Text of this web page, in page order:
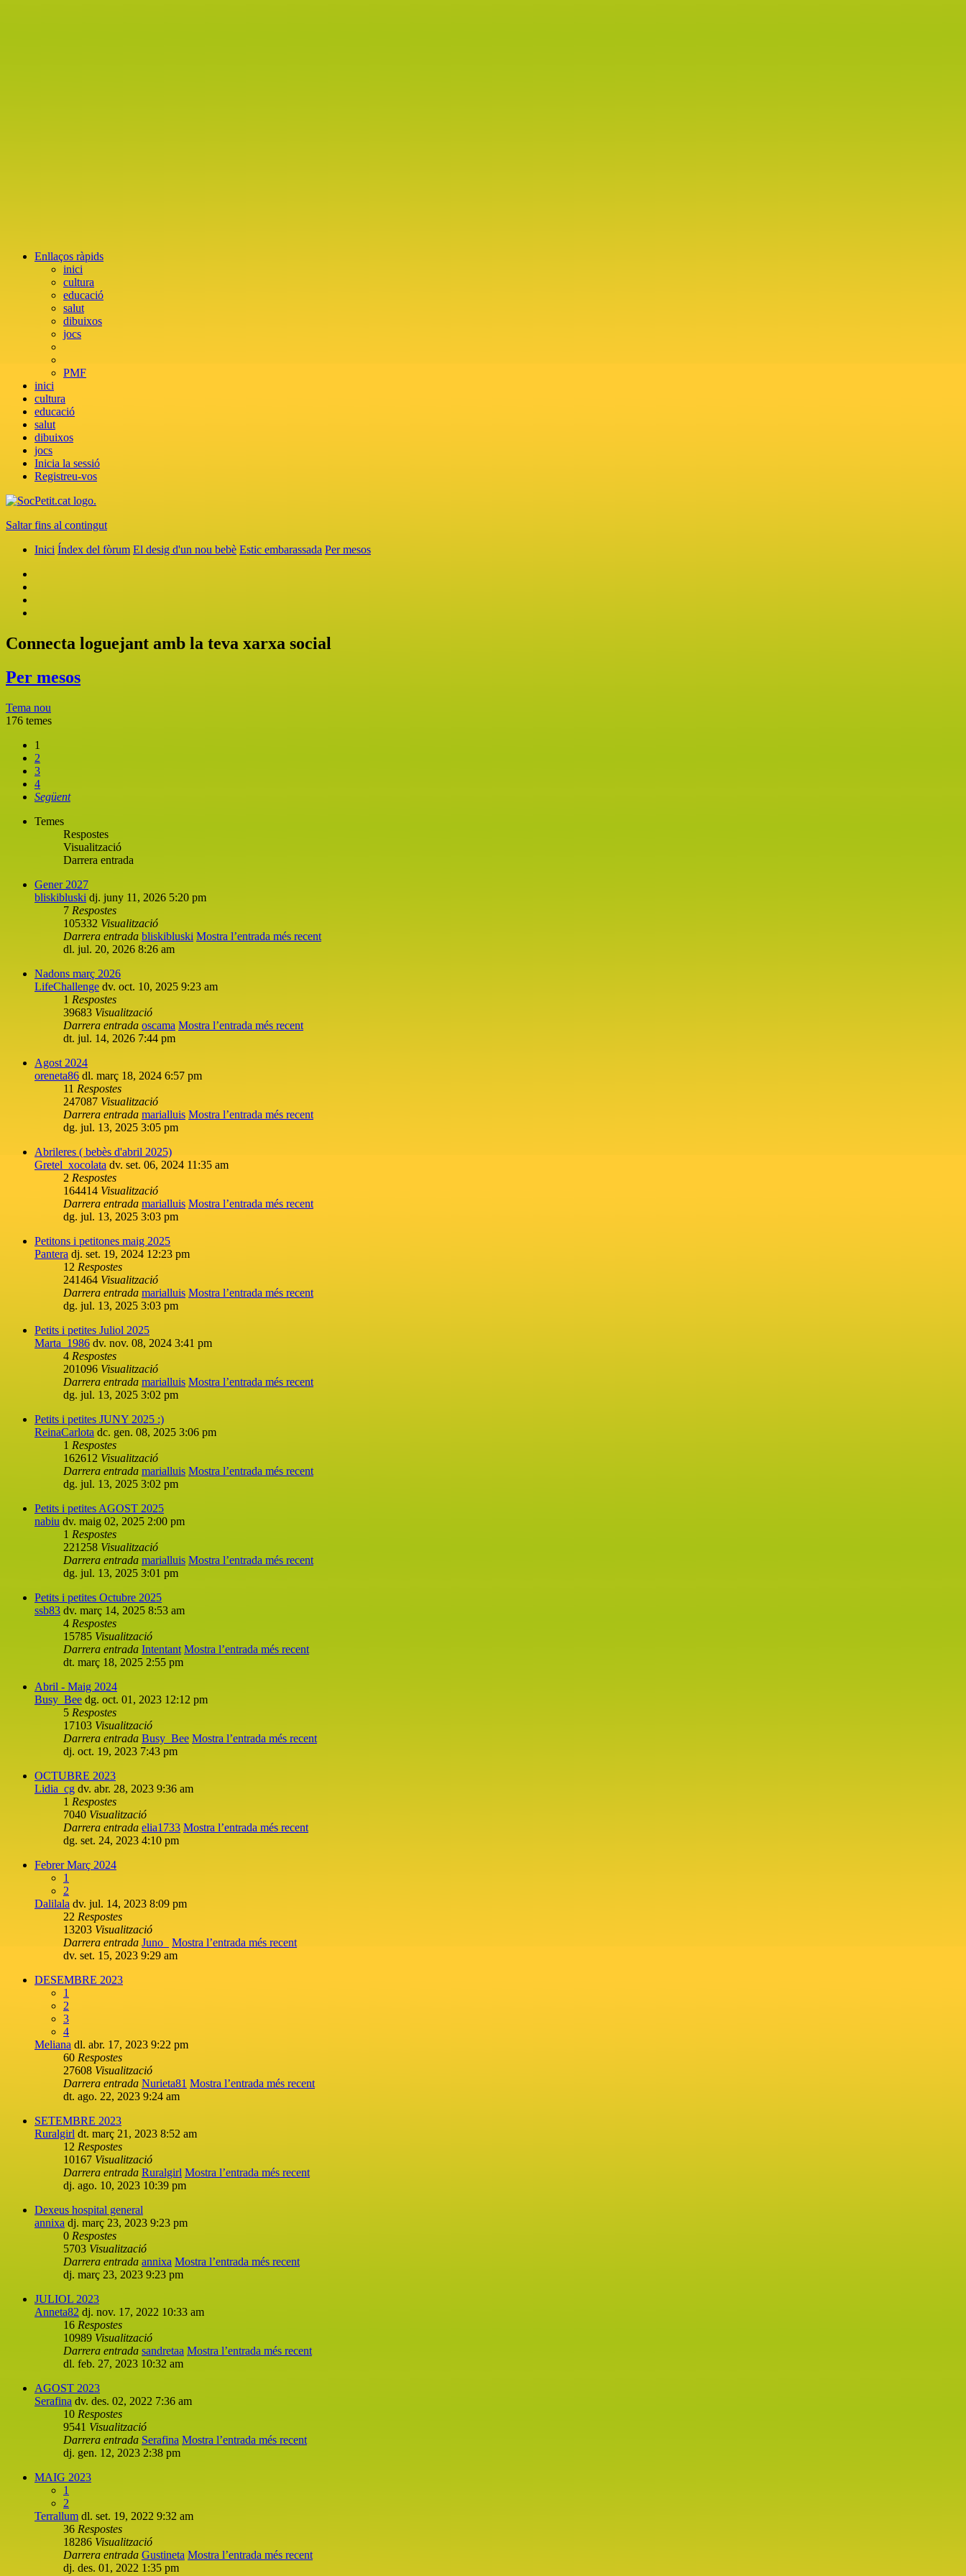
Enllaços ràpids
inici
cultura
educació
salut
dibuixos
jocs
PMF
inici
cultura
educació
salut
dibuixos
jocs
Inicia la sessió
Registreu-vos
Saltar fins al contingut
Inici Índex del fòrum El desig d'un nou bebè Estic embarassada Per mesos
Connecta loguejant amb la teva xarxa social
Per mesos
Tema nou
176 temes
1
2
3
4
Següent
Temes
Respostes
Visualització
Darrera entrada
Gener 2027
bliskibluski dj. juny 11, 2026 5:20 pm
7 Respostes
105332 Visualització
Darrera entrada bliskibluski Mostra l’entrada més recent
dl. jul. 20, 2026 8:26 am
Nadons març 2026
LifeChallenge dv. oct. 10, 2025 9:23 am
1 Respostes
39683 Visualització
Darrera entrada oscama Mostra l’entrada més recent
dt. jul. 14, 2026 7:44 pm
Agost 2024
oreneta86 dl. març 18, 2024 6:57 pm
11 Respostes
247087 Visualització
Darrera entrada marialluis Mostra l’entrada més recent
dg. jul. 13, 2025 3:05 pm
Abrileres ( bebès d'abril 2025)
Gretel_xocolata dv. set. 06, 2024 11:35 am
2 Respostes
164414 Visualització
Darrera entrada marialluis Mostra l’entrada més recent
dg. jul. 13, 2025 3:03 pm
Petitons i petitones maig 2025
Pantera dj. set. 19, 2024 12:23 pm
12 Respostes
241464 Visualització
Darrera entrada marialluis Mostra l’entrada més recent
dg. jul. 13, 2025 3:03 pm
Petits i petites Juliol 2025
Marta_1986 dv. nov. 08, 2024 3:41 pm
4 Respostes
201096 Visualització
Darrera entrada marialluis Mostra l’entrada més recent
dg. jul. 13, 2025 3:02 pm
Petits i petites JUNY 2025 :)
ReinaCarlota dc. gen. 08, 2025 3:06 pm
1 Respostes
162612 Visualització
Darrera entrada marialluis Mostra l’entrada més recent
dg. jul. 13, 2025 3:02 pm
Petits i petites AGOST 2025
nabiu dv. maig 02, 2025 2:00 pm
1 Respostes
221258 Visualització
Darrera entrada marialluis Mostra l’entrada més recent
dg. jul. 13, 2025 3:01 pm
Petits i petites Octubre 2025
ssb83 dv. març 14, 2025 8:53 am
4 Respostes
15785 Visualització
Darrera entrada Intentant Mostra l’entrada més recent
dt. març 18, 2025 2:55 pm
Abril - Maig 2024
Busy_Bee dg. oct. 01, 2023 12:12 pm
5 Respostes
17103 Visualització
Darrera entrada Busy_Bee Mostra l’entrada més recent
dj. oct. 19, 2023 7:43 pm
OCTUBRE 2023
Lidia_cg dv. abr. 28, 2023 9:36 am
1 Respostes
7040 Visualització
Darrera entrada elia1733 Mostra l’entrada més recent
dg. set. 24, 2023 4:10 pm
Febrer Març 2024
1
2
Dalilala dv. jul. 14, 2023 8:09 pm
22 Respostes
13203 Visualització
Darrera entrada Juno_
Mostra l’entrada més recent
dv. set. 15, 2023 9:29 am
DESEMBRE 2023
1
2
3
4
Meliana dl. abr. 17, 2023 9:22 pm
60 Respostes
27608 Visualització
Darrera entrada Nurieta81 Mostra l’entrada més recent
dt. ago. 22, 2023 9:24 am
SETEMBRE 2023
Ruralgirl dt. març 21, 2023 8:52 am
12 Respostes
10167 Visualització
Darrera entrada Ruralgirl Mostra l’entrada més recent
dj. ago. 10, 2023 10:39 pm
Dexeus hospital general
annixa dj. març 23, 2023 9:23 pm
0 Respostes
5703 Visualització
Darrera entrada annixa Mostra l’entrada més recent
dj. març 23, 2023 9:23 pm
JULIOL 2023
Anneta82 dj. nov. 17, 2022 10:33 am
16 Respostes
10989 Visualització
Darrera entrada sandretaa Mostra l’entrada més recent
dl. feb. 27, 2023 10:32 am
AGOST 2023
Serafina dv. des. 02, 2022 7:36 am
10 Respostes
9541 Visualització
Darrera entrada Serafina Mostra l’entrada més recent
dj. gen. 12, 2023 2:38 pm
MAIG 2023
1
2
Terrallum dl. set. 19, 2022 9:32 am
36 Respostes
18286 Visualització
Darrera entrada Gustineta Mostra l’entrada més recent
dj. des. 01, 2022 1:35 pm